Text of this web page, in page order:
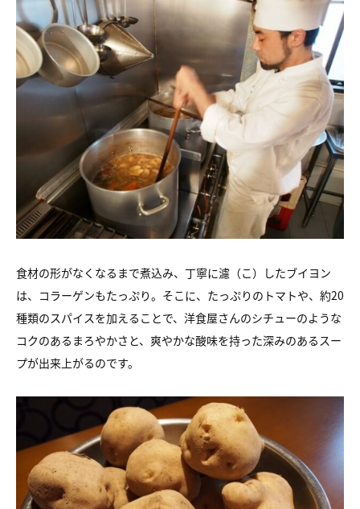
食材の形がなくなるまで煮込み、丁寧に濾（こ）したブイヨン
は、コラーゲンもたっぷり。そこに、たっぷりのトマトや、約20
種類のスパイスを加えることで、洋食屋さんのシチューのような
コクのあるまろやかさと、爽やかな酸味を持った深みのあるスー
プが出来上がるのです。